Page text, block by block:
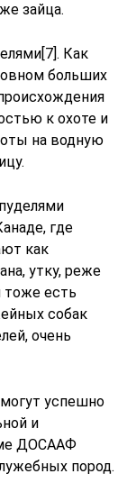
зайца.
Как
больших
к охоте и
на водную
где
как
утку, реже
тоже есть
собак
очень
успешно
и
ДОСААФ
пород.